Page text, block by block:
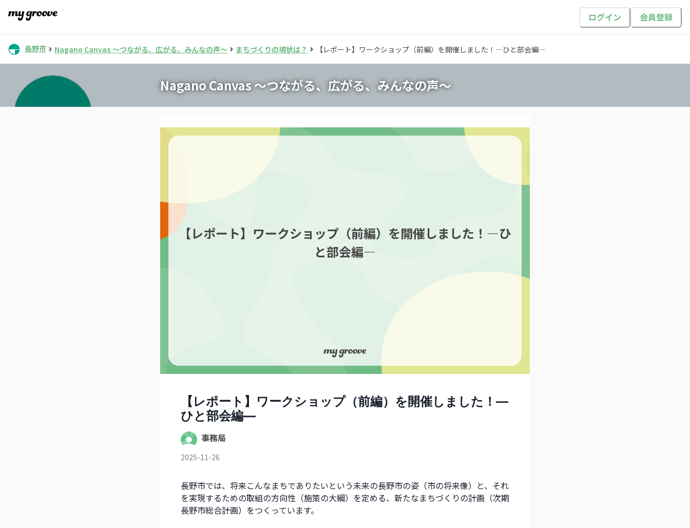
ログイン 会員登録
長野市 Nagano Canvas 〜つながる、広がる、みんなの声〜 まちづくりの現状は？ 【レポート】ワークショップ（前編）を開催しました！―ひと部会編―
Nagano Canvas 〜つながる、広がる、みんなの声〜
【レポート】ワークショップ（前編）を開催しました！―ひ
と部会編―
【レポート】ワークショップ（前編）を開催しました！―
ひと部会編―
事務局
2025-11-26
長野市では、将来こんなまちでありたいという未来の長野市の姿（市の将来像）と、それ
を実現するための取組の方向性（施策の大綱）を定める、新たなまちづくりの計画（次期
長野市総合計画）をつくっています。